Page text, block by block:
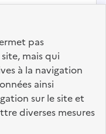
pas
mais qui
à la navigation
ainsi
sur le site et
diverses mesures
(F/H)